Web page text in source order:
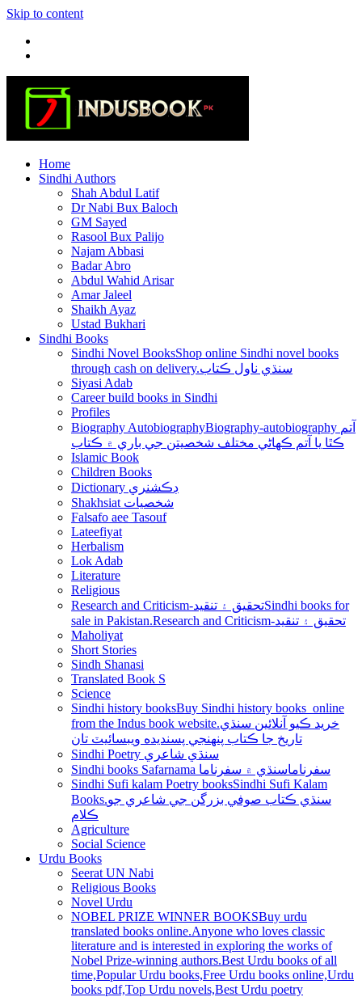
Skip to content
Home
Sindhi Authors
Shah Abdul Latif
Dr Nabi Bux Baloch
GM Sayed
Rasool Bux Palijo
Najam Abbasi
Badar Abro
Abdul Wahid Arisar
Amar Jaleel
Shaikh Ayaz
Ustad Bukhari
Sindhi Books
Sindhi Novel BooksShop online Sindhi novel books
through cash on delivery.سنڌي ناول ڪتاب
Siyasi Adab
Career build books in Sindhi
Profiles
Biography AutobiographyBiography-autobiography آتم
ڪٿا يا آتم ڪھاڻي مختلف شخصيتن جي باري ۾ ڪتاب
Islamic Book
Children Books
Dictionary ڊڪشنري
Shakhsiat شخصيات
Falsafo aee Tasouf
Lateefiyat
Herbalism
Lok Adab
Literature
Religious
Research and Criticism-تحقيق ۽ تنقيدSindhi books for
sale in Pakistan.Research and Criticism-تحقيق ۽ تنقيد
Maholiyat
Short Stories
Sindh Shanasi
Translated Book S
Science
Sindhi history booksBuy Sindhi history books online
from the Indus book website.خريد ڪيو آنلائين سنڌي
تاريخ جا ڪتاب پنھنجي پسنديده ويبسائيٽ تان
Sindhi Poetry سنڌي شاعري
Sindhi books Safarnama سفرناماسنڌي ۾ سفرناما
Sindhi Sufi kalam Poetry booksSindhi Sufi Kalam
Books.سنڌي ڪتاب صوفي بزرگن جي شاعري جو
ڪلام
Agriculture
Social Science
Urdu Books
Seerat UN Nabi
Religious Books
Novel Urdu
NOBEL PRIZE WINNER BOOKSBuy urdu
translated books online.Anyone who loves classic
literature and is interested in exploring the works of
Nobel Prize-winning authors.Best Urdu books of all
time,Popular Urdu books,Free Urdu books online,Urdu
books pdf,Top Urdu novels,Best Urdu poetry